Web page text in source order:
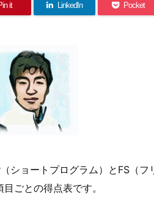
it LinkedIn Pocket
ショートプログラム）とFS（フ
ごとの得点表です。